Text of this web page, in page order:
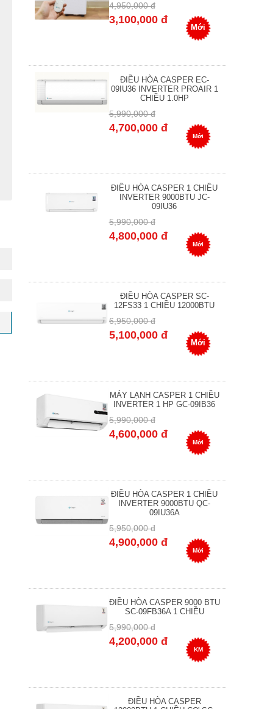
4,950,000 đ
3,100,000 đ
Mới
ĐIỀU HÒA CASPER EC-
09IU36 INVERTER PROAIR 1
CHIỀU 1.0HP
5,990,000 đ
4,700,000 đ
Mới
ĐIỀU HÒA CASPER 1 CHIỀU
INVERTER 9000BTU JC-
09IU36
5,990,000 đ
4,800,000 đ
Mới
ĐIỀU HÒA CASPER SC-
12FS33 1 CHIỀU 12000BTU
6,950,000 đ
5,100,000 đ
Mới
MÁY LẠNH CASPER 1 CHIỀU
INVERTER 1 HP GC-09IB36
5,990,000 đ
4,600,000 đ
Mới
ĐIỀU HÒA CASPER 1 CHIỀU
INVERTER 9000BTU QC-
09IU36A
5,950,000 đ
4,900,000 đ
Mới
ĐIỀU HÒA CASPER 9000 BTU
SC-09FB36A 1 CHIỀU
5,990,000 đ
4,200,000 đ
KM
ĐIỀU HÒA CASPER